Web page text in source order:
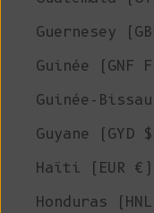
Guernesey
Guinée (GNF
Guinée-
Guyane (GYD
Haïti (EUR €)
Honduras